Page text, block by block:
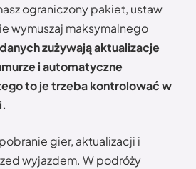
ograniczony pakiet, ustaw
wymuszaj maksymalnego
zużywają aktualizacje
i automatyczne
to je trzeba kontrolować w
gier, aktualizacji i
wyjazdem. W podróży